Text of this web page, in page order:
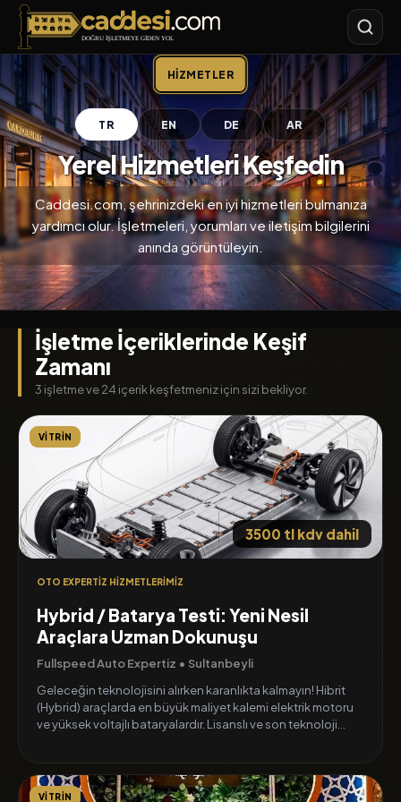
Caddesi.com
HIZMETLER
TR EN DE AR
Yerel Hizmetleri Keşfedin
Caddesi.com, şehrinizdeki en iyi hizmetleri bulmanıza
yardımcı olur. İşletmeleri, yorumları ve iletişim bilgilerini
anında görüntüleyin.
İşletme İçeriklerinde Keşif
Zamanı
3 işletme ve 24 içerik keşfetmeniz için sizi bekliyor.
VITRIN
3500 tl kdv dahil
OTO EXPERTIZ HIZMETLERIMIZ
Hybrid / Batarya Testi: Yeni Nesil
Araçlara Uzman Dokunuşu
Fullspeed Auto Expertiz • Sultanbeyli
Geleceğin teknolojisini alırken karanlıkta kalmayın! Hibrit
(Hybrid) araçlarda en büyük maliyet kalemi elektrik motoru
ve yüksek voltajlı bataryalardır. Lisanslı ve son teknoloji
performansını detaylıca raporluyoruz.
VITRIN